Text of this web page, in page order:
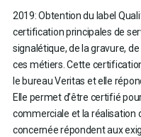
2019: Obtention du label
certification principales de
signalétique, de la gravure,
ces métiers. Cette
le bureau Veritas et elle
Elle permet d’être certifié
commerciale et la réalisation
concernée répondent aux